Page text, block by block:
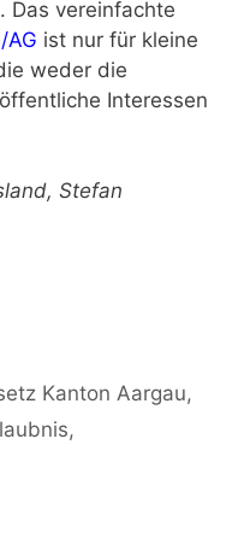
Das vereinfachte
AG ist nur für kleine
weder die
Interessen
Stefan
Kanton Aargau,
,